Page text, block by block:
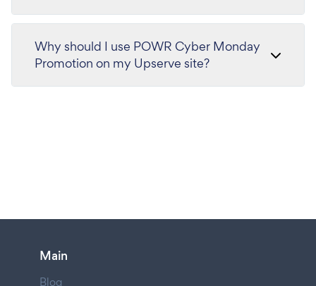
Why should I use POWR Cyber Monday
Promotion on my Upserve site?
Main
Blog